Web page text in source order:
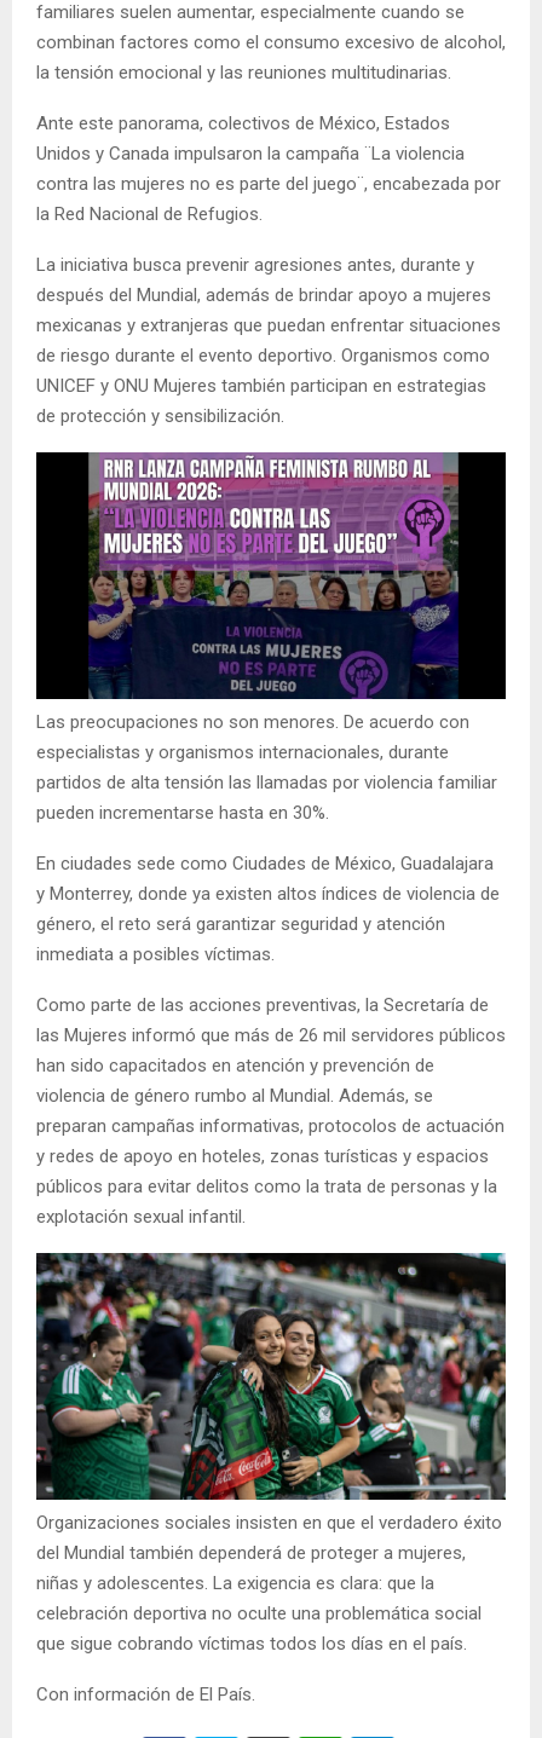
familiares suelen aumentar, especialmente cuando se
combinan factores como el consumo excesivo de alcohol,
la tensión emocional y las reuniones multitudinarias.
Ante este panorama, colectivos de México, Estados
Unidos y Canada impulsaron la campaña ¨La violencia
contra las mujeres no es parte del juego¨, encabezada por
la Red Nacional de Refugios.
La iniciativa busca prevenir agresiones antes, durante y
después del Mundial, además de brindar apoyo a mujeres
mexicanas y extranjeras que puedan enfrentar situaciones
de riesgo durante el evento deportivo. Organismos como
UNICEF y ONU Mujeres también participan en estrategias
de protección y sensibilización.
Las preocupaciones no son menores. De acuerdo con
especialistas y organismos internacionales, durante
partidos de alta tensión las llamadas por violencia familiar
pueden incrementarse hasta en 30%.
En ciudades sede como Ciudades de México, Guadalajara
y Monterrey, donde ya existen altos índices de violencia de
género, el reto será garantizar seguridad y atención
inmediata a posibles víctimas.
Como parte de las acciones preventivas, la Secretaría de
las Mujeres informó que más de 26 mil servidores públicos
han sido capacitados en atención y prevención de
violencia de género rumbo al Mundial. Además, se
preparan campañas informativas, protocolos de actuación
y redes de apoyo en hoteles, zonas turísticas y espacios
públicos para evitar delitos como la trata de personas y la
explotación sexual infantil.
Organizaciones sociales insisten en que el verdadero éxito
del Mundial también dependerá de proteger a mujeres,
niñas y adolescentes. La exigencia es clara: que la
celebración deportiva no oculte una problemática social
que sigue cobrando víctimas todos los días en el país.
Con información de El País.